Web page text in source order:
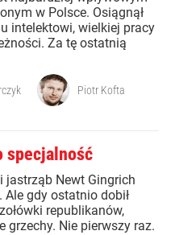
w Polsce. Osiągnął
intelektowi, wielkiej pracy
Za tę ostatnią
Piotr Kofta
specjalność
jastrząb Newt Gingrich
Ale gdy ostatnio dobił
republikanów,
grzechy. Nie pierwszy raz.